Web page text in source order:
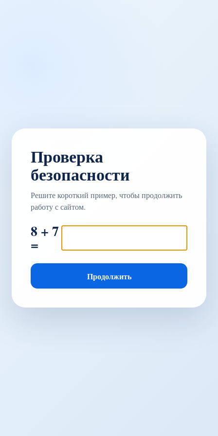
Проверка
безопасности
Решите короткий пример, чтобы продолжить
работу с сайтом.
8 + 7
=
Продолжить